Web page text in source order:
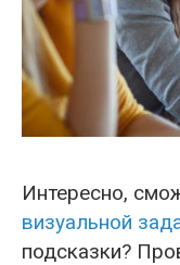
Интересно,
визуальной
подсказки?